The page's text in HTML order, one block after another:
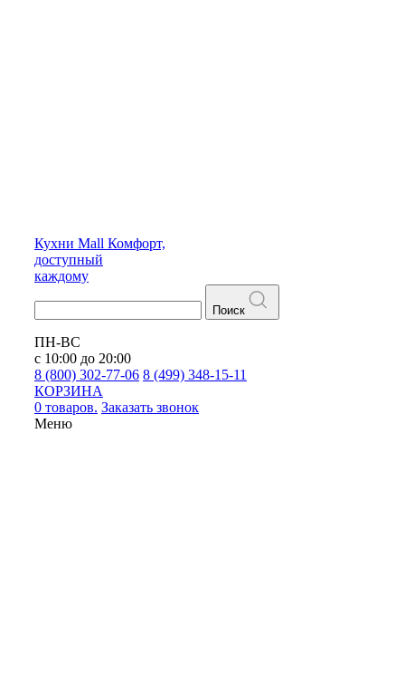
Кухни Mall Комфорт,
доступный
каждому
Поиск
ПН-ВС
с 10:00 до 20:00
8 (800) 302-77-06 8 (499) 348-15-11
КОРЗИНА
0 товаров. Заказать звонок
Меню